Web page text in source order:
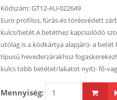
Kódszám:GT12-AU-022649
Euro profilos, fúrás-és törésvédett
kulcs/betét.A betéthez kapcsolódó
utólag is a kódkártya alapján)- a
típusú hevederzárakhoz
kulcs több betétet/lakatot nyit)- fő-
Mennyiség:
ml
3 390 Ft